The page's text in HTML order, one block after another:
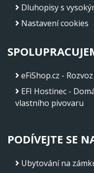
Dluhopisy s
Nastavení cookies
eFiShop.cz -
EFI Hostinec -
vlastního pivovaru
PODÍVEJTE SE
Ubytování na